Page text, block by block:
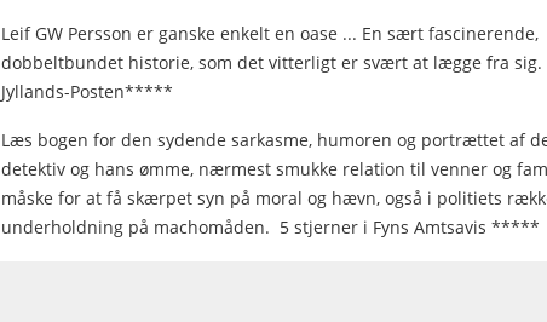
Leif GW Persson er ganske enkelt en oase ... En sært fascinerende,
dobbeltbundet historie, som det vitterligt er svært at lægge fra sig.
Jyllands-Posten*****
Læs bogen for den sydende sarkasme, humoren og portrættet af
detektiv og hans ømme, nærmest smukke relation til venner og
måske for at få skærpet syn på moral og hævn, også i politiets
underholdning på machomåden. 5 stjerner i Fyns Amtsavis *****